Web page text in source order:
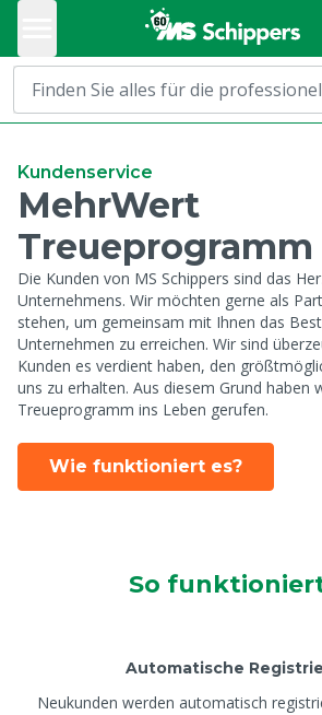
Kundenservice
MehrWert
Treueprogramm
Die Kunden von MS Schippers sind das
Unternehmens. Wir möchten gerne als
stehen, um gemeinsam mit Ihnen das
Unternehmen zu erreichen. Wir sind
Kunden es verdient haben, den
uns zu erhalten. Aus diesem Grund haben
Treueprogramm ins Leben gerufen.
Wie funktioniert es?
So
Automatische
Neukunden werden automatisch